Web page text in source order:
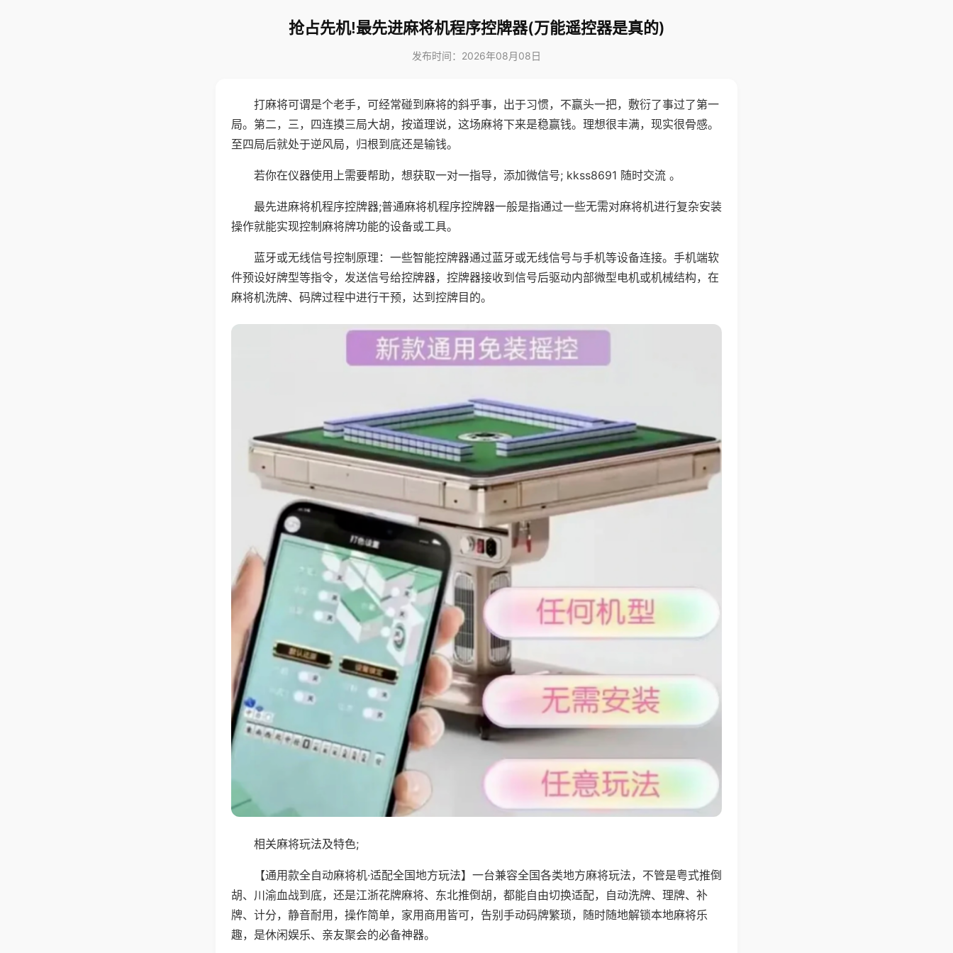
抢占先机!最先进麻将机程序控牌器(万能遥控器是真的)
发布时间：2026年08月08日
打麻将可谓是个老手，可经常碰到麻将的斜乎事，出于习惯，不赢头一把，敷衍了事过了第一
局。第二，三，四连摸三局大胡，按道理说，这场麻将下来是稳赢钱。理想很丰满，现实很骨感。
至四局后就处于逆风局，归根到底还是输钱。
若你在仪器使用上需要帮助，想获取一对一指导，添加微信号; kkss8691 随时交流 。
最先进麻将机程序控牌器;普通麻将机程序控牌器一般是指通过一些无需对麻将机进行复杂安装
操作就能实现控制麻将牌功能的设备或工具。
蓝牙或无线信号控制原理：一些智能控牌器通过蓝牙或无线信号与手机等设备连接。手机端软
件预设好牌型等指令，发送信号给控牌器，控牌器接收到信号后驱动内部微型电机或机械结构，在
麻将机洗牌、码牌过程中进行干预，达到控牌目的。
相关麻将玩法及特色;
【通用款全自动麻将机·适配全国地方玩法】一台兼容全国各类地方麻将玩法，不管是粤式推倒
胡、川渝血战到底，还是江浙花牌麻将、东北推倒胡，都能自由切换适配，自动洗牌、理牌、补
牌、计分，静音耐用，操作简单，家用商用皆可，告别手动码牌繁琐，随时随地解锁本地麻将乐
趣，是休闲娱乐、亲友聚会的必备神器。